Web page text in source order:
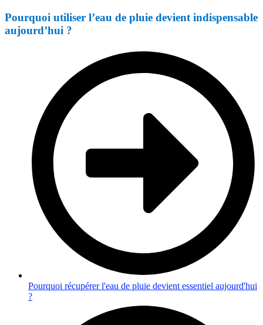
Pourquoi utiliser l’eau de pluie devient indispensable
aujourd’hui ?
Pourquoi récupérer l'eau de pluie devient essentiel aujourd'hui
?